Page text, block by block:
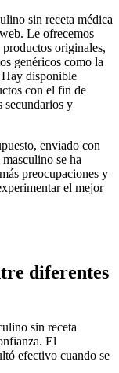
sin receta médica
Le ofrecemos
originales,
genéricos como la
disponible
con el fin de
secundarios y
enviado con
se ha
preocupaciones y
el mejor
diferentes
sin receta
El
efectivo cuando se